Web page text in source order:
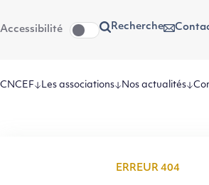
au
contenu
Accessibilité Recherche
CNCEF Les associations Nos actualités
ERREUR 404